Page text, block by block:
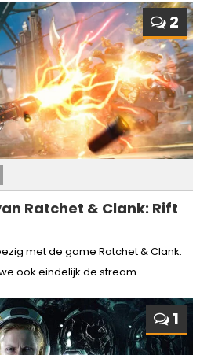
2
Ratchet & Clank: Rift
met de game Ratchet & Clank:
ook eindelijk de stream...
1